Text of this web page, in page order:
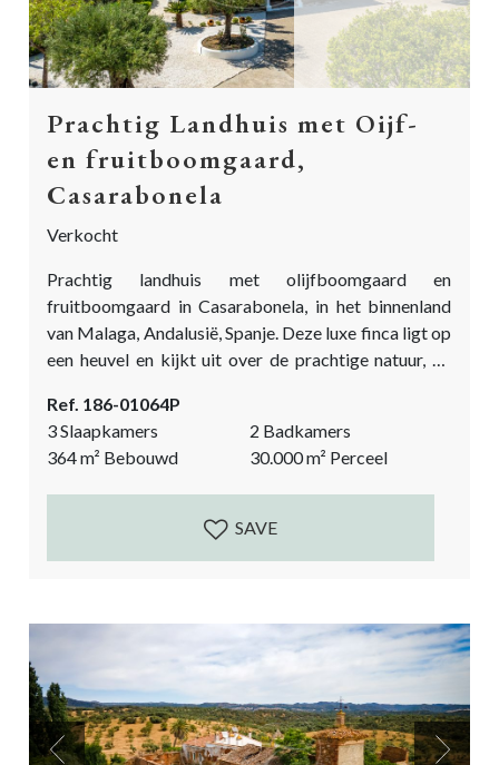
Prachtig Landhuis met Oijf-
en fruitboomgaard,
Casarabonela
Verkocht
Prachtig landhuis met olijfboomgaard en
fruitboomgaard in Casarabonela, in het binnenland
van Malaga, Andalusië, Spanje. Deze luxe finca ligt op
een heuvel en kijkt uit over de prachtige natuur, de
adembenemende bergen van Casarabonela. Dit
landhuis is in perfecte staat en is de definitie van een
droomhuis. Deze villa met olijfboomgaard is zeer
gemakkelijk en snel bereikbaar via een eigen,
automatische poort. De privéoprit, prachtig
Ref. 186-01064P
3 Slaapkamers
2 Badkamers
364m² Bebouwd 30.000m² Perceel
SAVE
Previous Next